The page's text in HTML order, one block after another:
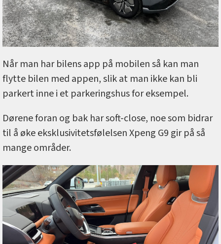
Når man har bilens app på mobilen så kan man
flytte bilen med appen, slik at man ikke kan bli
parkert inne i et parkeringshus for eksempel.
Dørene foran og bak har soft-close, noe som bidrar
til å øke eksklusivitetsfølelsen Xpeng G9 gir på så
mange områder.